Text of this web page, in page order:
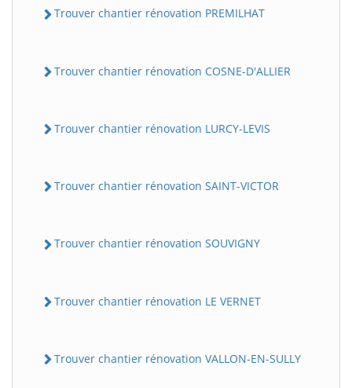
Trouver chantier rénovation PREMILHAT
Trouver chantier rénovation COSNE-D'ALLIER
Trouver chantier rénovation LURCY-LEVIS
Trouver chantier rénovation SAINT-VICTOR
Trouver chantier rénovation SOUVIGNY
Trouver chantier rénovation LE VERNET
Trouver chantier rénovation VALLON-EN-SULLY